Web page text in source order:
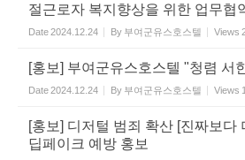
절근로자 복지향상을 위한 업무협
Date2024.12.24 By 부여군유스호스텔 Views
[홍보] 부여군유스호스텔 "청렴 서
Date2024.12.24 By 부여군유스호스텔 Views
[홍보] 디저털 범죄 확산 [진짜보다
딥페이크 예방 홍보